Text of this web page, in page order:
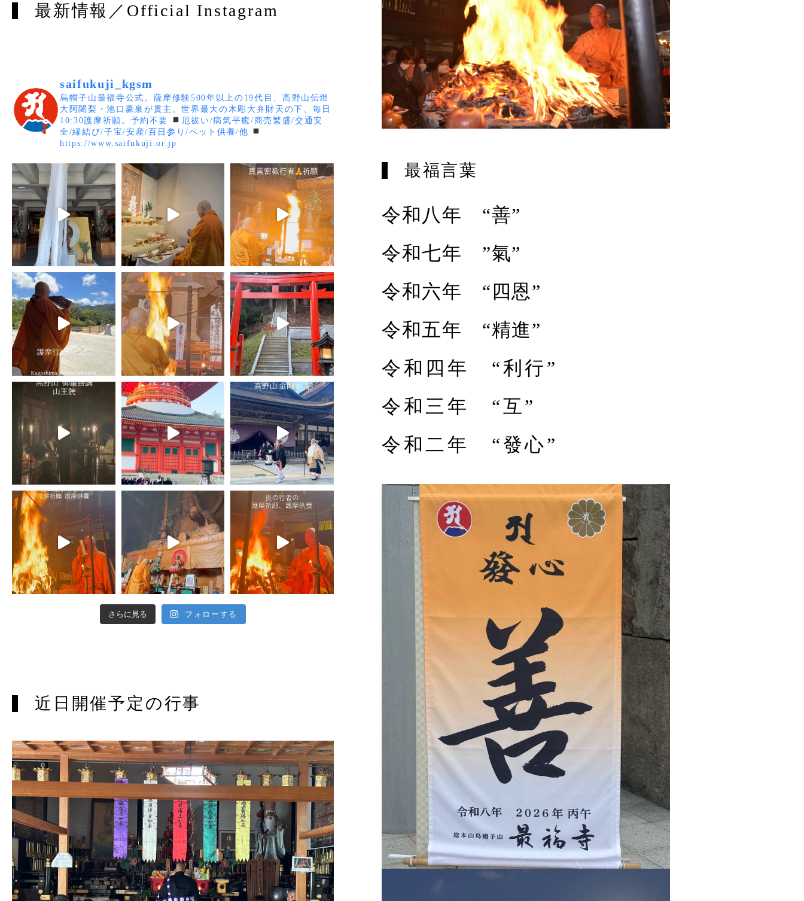
最新情報／Official Instagram
saifukuji_kgsm
烏帽子山最福寺公式。薩摩修験500年以上の19代目、高野山伝燈
大阿闍梨・池口豪泉が貫主。世界最大の木彫大弁財天の下、毎日
10:30護摩祈願。予約不要
厄祓い/病気平癒/商売繁盛/交通安
全/縁結び/子宝/安産/百日参り/ペット供養/他
https://www.saifukuji.or.jp
さらに見る フォローする
近日開催予定の行事
最福言葉
令和八年 “善”
令和七年 ”氣”
令和六年 “四恩”
令和五年 “精進”
令和四年 “利行”
令和三年 “互”
令和二年 “發心”